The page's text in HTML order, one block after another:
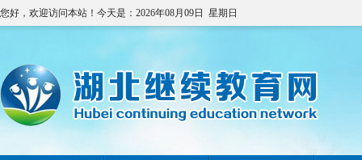
您好，欢迎访问本站！今天是：2026年08月09日 星期日